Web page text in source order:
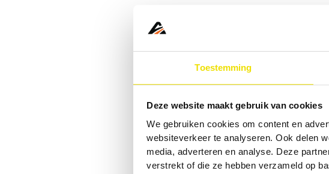
Toestemming
Deze website maakt gebruik van cookies
We gebruiken cookies om content en
websiteverkeer te analyseren. Ook delen
media, adverteren en analyse. Deze
verstrekt of die ze hebben verzameld op
Application error: aclient-side exception